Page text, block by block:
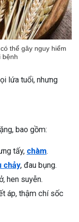
thể gây nguy hiểm
bệnh
lứa tuổi, nhưng
bao gồm:
tấy, chàm.
chảy, đau bụng.
hen suyễn.
áp, thậm chí sốc